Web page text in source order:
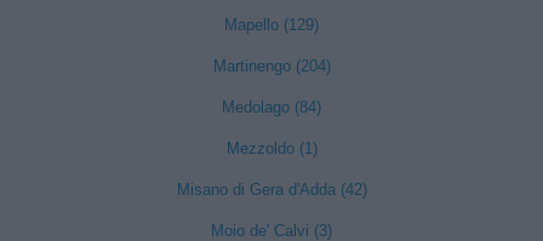
Mapello (129)
Martinengo (204)
Medolago (84)
Mezzoldo (1)
Misano di Gera d'Adda (42)
Moio de' Calvi (3)